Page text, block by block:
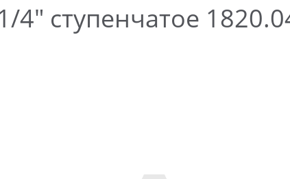
4" ступенчатое